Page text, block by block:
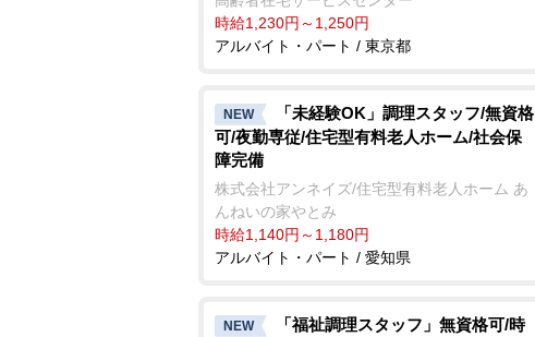
時給1,230円～1,250円
アルバイト・パート / 東京都
NEW
「未経験OK」調理スタッフ/無資格
可/夜勤専従/住宅型有料老人ホーム/社会保
障完備
株式会社アンネイズ/住宅型有料老人ホーム あ
んねいの家やとみ
時給1,140円～1,180円
アルバイト・パート / 愛知県
NEW
「福祉調理スタッフ」無資格可/時